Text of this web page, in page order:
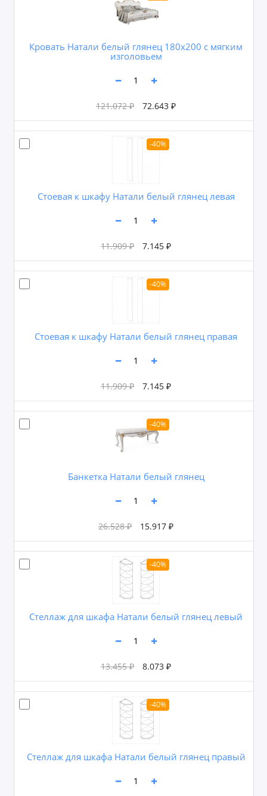
Кровать Натали белый глянец 180х200 с мягким
изголовьем
121.072 ₽ 72.643 ₽
-40%
Cтоевая к шкафу Натали белый глянец левая
11.909 ₽ 7.145 ₽
-40%
Cтоевая к шкафу Натали белый глянец правая
11.909 ₽ 7.145 ₽
-40%
Банкетка Натали белый глянец
26.528 ₽ 15.917 ₽
-40%
Стеллаж для шкафа Натали белый глянец левый
13.455 ₽ 8.073 ₽
-40%
Стеллаж для шкафа Натали белый глянец правый